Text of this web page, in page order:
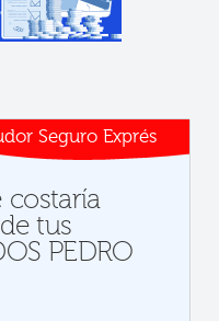
Seguro Exprés
tus
PEDRO